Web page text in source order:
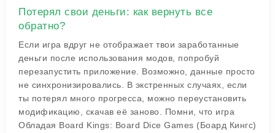
Потерял свои деньги: как вернуть все
обратно?
Если игра вдруг не отображает твои заработанные
деньги после использования модов, попробуй
перезапустить приложение. Возможно, данные просто
не синхронизировались. В экстренных случаях, если
ты потерял много прогресса, можно переустановить
модификацию, скачав её заново. Помни, что игра
Обладая Board Kings: Board Dice Games (Боард Кингс)